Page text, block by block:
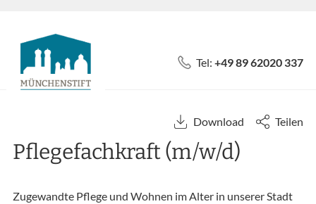
Tel:+49 89 62020 337
Pflegefachkraft (m/w/d)
Download Teilen
Zugewandte Pflege und Wohnen im Alter in unserer Stadt